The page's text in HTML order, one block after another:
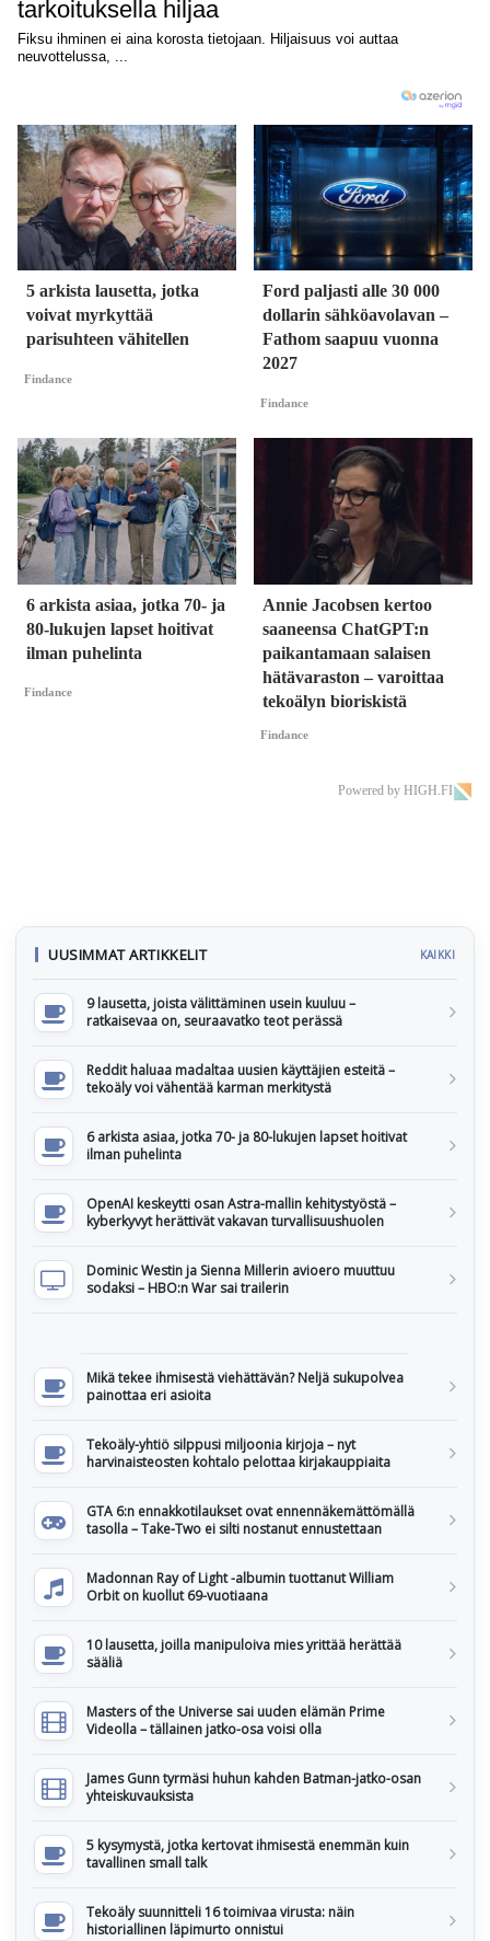
5 arkista lausetta, jotka
voivat myrkyttää
parisuhteen vähitellen
Findance
Ford paljasti alle 30 000
dollarin sähköavolavan –
Fathom saapuu vuonna
2027
Findance
6 arkista asiaa, jotka 70- ja
80-lukujen lapset hoitivat
ilman puhelinta
Findance
Annie Jacobsen kertoo
saaneensa ChatGPT:n
paikantamaan salaisen
hätävaraston – varoittaa
tekoälyn bioriskistä
Findance
Powered by HIGH.FI
UUSIMMAT ARTIKKELIT KAIKKI
9 lausetta, joista välittäminen usein kuuluu –
ratkaisevaa on, seuraavatko teot perässä
Reddit haluaa madaltaa uusien käyttäjien esteitä –
tekoäly voi vähentää karman merkitystä
6 arkista asiaa, jotka 70- ja 80-lukujen lapset hoitivat
ilman puhelinta
OpenAI keskeytti osan Astra-mallin kehitystyöstä –
kyberkyvyt herättivät vakavan turvallisuushuolen
Dominic Westin ja Sienna Millerin avioero muuttuu
sodaksi – HBO:n War sai trailerin
Mikä tekee ihmisestä viehättävän? Neljä sukupolvea
painottaa eri asioita
Tekoäly-yhtiö silppusi miljoonia kirjoja – nyt
harvinaisteosten kohtalo pelottaa kirjakauppiaita
GTA 6:n ennakkotilaukset ovat ennennäkemättömällä
tasolla – Take-Two ei silti nostanut ennustettaan
Madonnan Ray of Light -albumin tuottanut William
Orbit on kuollut 69-vuotiaana
10 lausetta, joilla manipuloiva mies yrittää herättää
sääliä
Masters of the Universe sai uuden elämän Prime
Videolla – tällainen jatko-osa voisi olla
James Gunn tyrmäsi huhun kahden Batman-jatko-osan
yhteiskuvauksista
5 kysymystä, jotka kertovat ihmisestä enemmän kuin
tavallinen small talk
Tekoäly suunnitteli 16 toimivaa virusta: näin
historiallinen läpimurto onnistui